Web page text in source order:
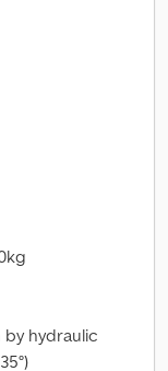
by hydraulic